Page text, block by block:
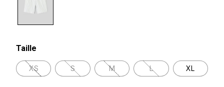
Taille
XS S M L XL